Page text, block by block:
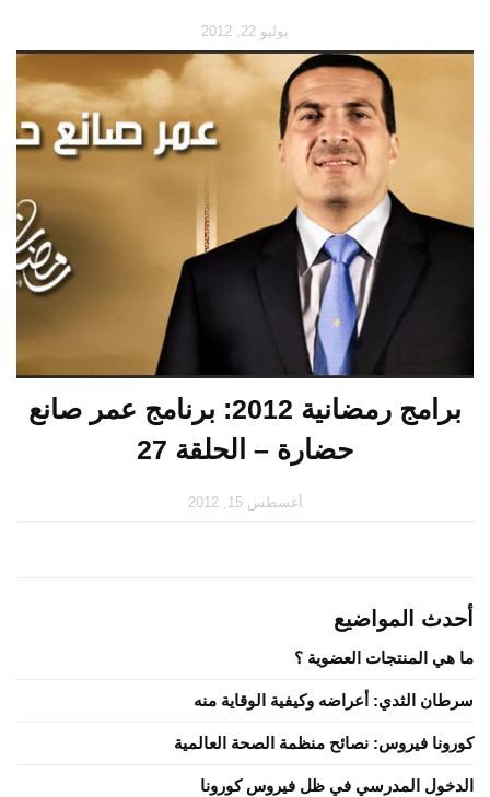
يوليو 22, 2012
برامج رمضانية 2012: برنامج عمر صانع
حضارة – الحلقة 27
أغسطس 15, 2012
أحدث المواضيع
ما هي المنتجات العضوية ؟
سرطان الثدي: أعراضه وكيفية الوقاية منه
كورونا فيروس: نصائح منظمة الصحة العالمية
الدخول المدرسي في ظل فيروس كورونا